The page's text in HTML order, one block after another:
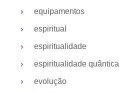
equipamentos
espiritual
espiritualidade
espiritualidade quântica
evolução